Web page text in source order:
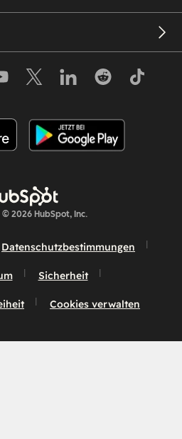
2026 HubSpot, Inc.
Datenschutzbestimmungen
Sicherheit
Cookies verwalten